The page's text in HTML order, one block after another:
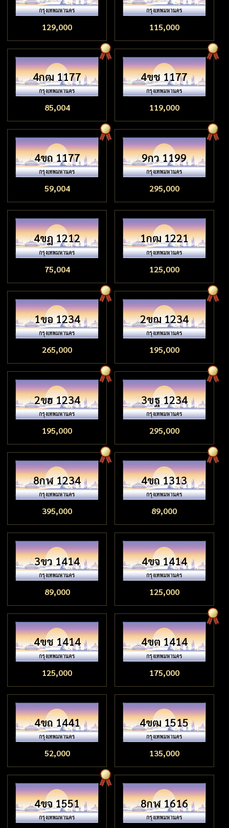
129,000 115,000
4กฒ 1177
85,004
4ขช 1177
119,000
4ขถ 1177
59,004
9กว 1199
295,000
4ขฎ 1212
75,004
1กฒ 1221
125,000
1ขอ 1234
265,000
2ขฌ 1234
195,000
2ขฮ 1234
195,000
3ขฐ 1234
295,000
8กฬ 1234
395,000
4ขถ 1313
89,000
3ขว 1414
89,000
4ขจ 1414
125,000
4ขช 1414
125,000
4ขต 1414
175,000
4ขถ 1441
52,000
4ขฒ 1515
135,000
4ขจ 1551 8กฬ 1616